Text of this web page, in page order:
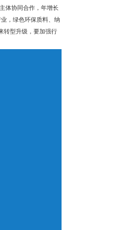
体协同合作，年增长
，绿色环保质料、纳
转型升级，要加强行